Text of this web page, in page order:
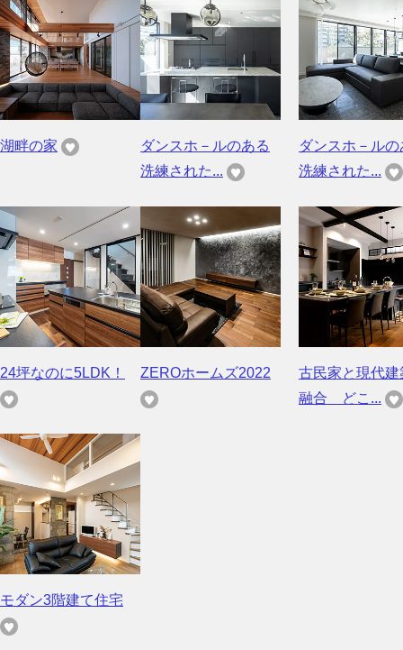
湖畔の家
ダンスホ－ルのある
洗練された...
ダンスホ－ルの
洗練された...
24坪なのに5LDK！ ZEROホームズ2022
古民家と現代建
融合 どこ...
モダン3階建て住宅